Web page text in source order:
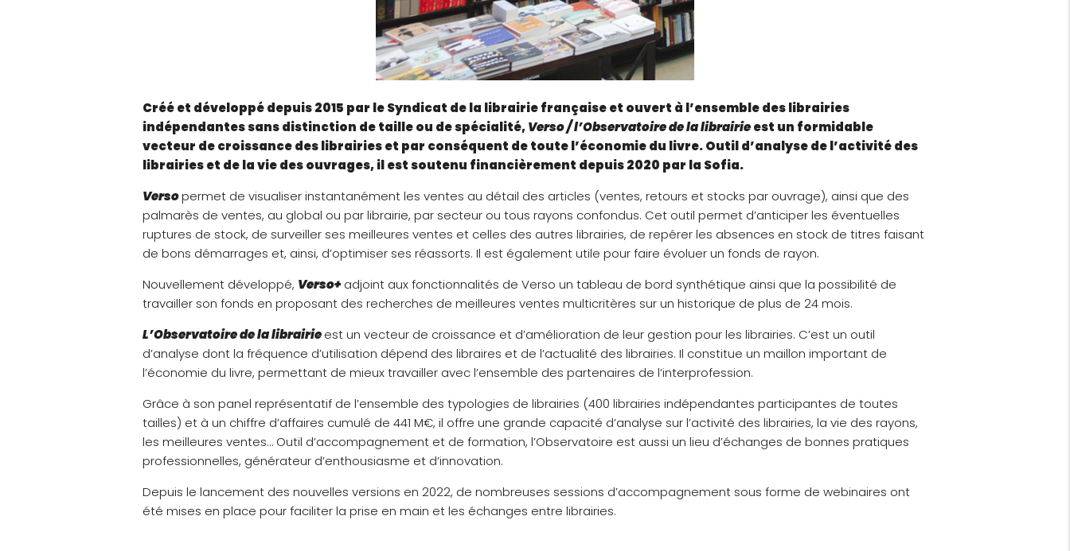
Créé et développé depuis 2015 par le Syndicat de la librairie française et ouvert à l’ensemble des librairies
indépendantes sans distinction de taille ou de spécialité,Verso / l’Observatoire de la librairieest un formidable
vecteur de croissance des librairies et par conséquent de toute l’économie du livre.Outil d’analyse de l’activité des
librairies et de la vie des ouvrages, il est soutenu financièrement depuis 2020 par la Sofia.
Versopermet de visualiser instantanément les ventes au détail des articles (ventes, retours et stocks par ouvrage), ainsi que des
palmarès de ventes, au global ou par librairie, par secteur ou tous rayons confondus. Cet outil permet d’anticiper les éventuelles
ruptures de stock, de surveiller ses meilleures ventes et celles des autres librairies, de repérer les absences en stock de titres faisant
de bons démarrages et, ainsi, d’optimiser ses réassorts. Il est également utile pour faire évoluer un fonds de rayon.
Nouvellement développé, Verso+adjoint aux fonctionnalités de Verso un tableau de bord synthétique ainsi que la possibilité de
travailler son fonds en proposant des recherches de meilleures ventes multicritères sur un historique de plus de 24 mois.
L’Observatoire de la librairieest un vecteur de croissance et d’amélioration de leur gestion pour les librairies. C’est un outil
d’analyse dont la fréquence d’utilisation dépend des libraires et de l’actualité des librairies. Il constitue un maillon important de
l’économie du livre, permettant de mieux travailler avec l’ensemble des partenaires de l’interprofession.
Grâce à son panel représentatif de l’ensemble des typologies de librairies (400 librairies indépendantes participantes de toutes
tailles) et à un chiffre d’affaires cumulé de 441 M€, il offre une grande capacité d’analyse sur l’activité des librairies, la vie des rayons,
les meilleures ventes… Outil d’accompagnement et de formation, l’Observatoire est aussi un lieu d’échanges de bonnes pratiques
professionnelles, générateur d’enthousiasme et d’innovation.
Depuis le lancement des nouvelles versions en 2022, de nombreuses sessions d’accompagnement sous forme de webinaires ont
été mises en place pour faciliter la prise en main et les échanges entre librairies.